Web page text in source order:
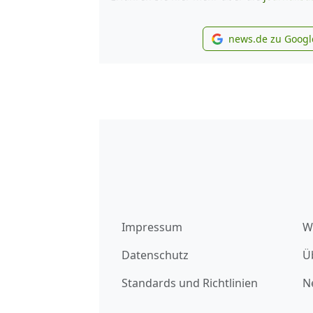
news.de zu
Impressum
Datenschutz
Standards und Richtlinien